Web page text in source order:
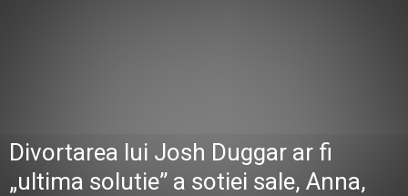
Divortarea lui Josh Duggar ar fi
„ultima solutie” a sotiei sale, Anna,